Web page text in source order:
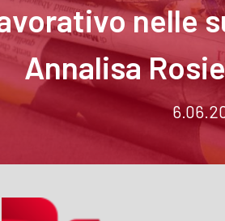
nelle
Annalisa